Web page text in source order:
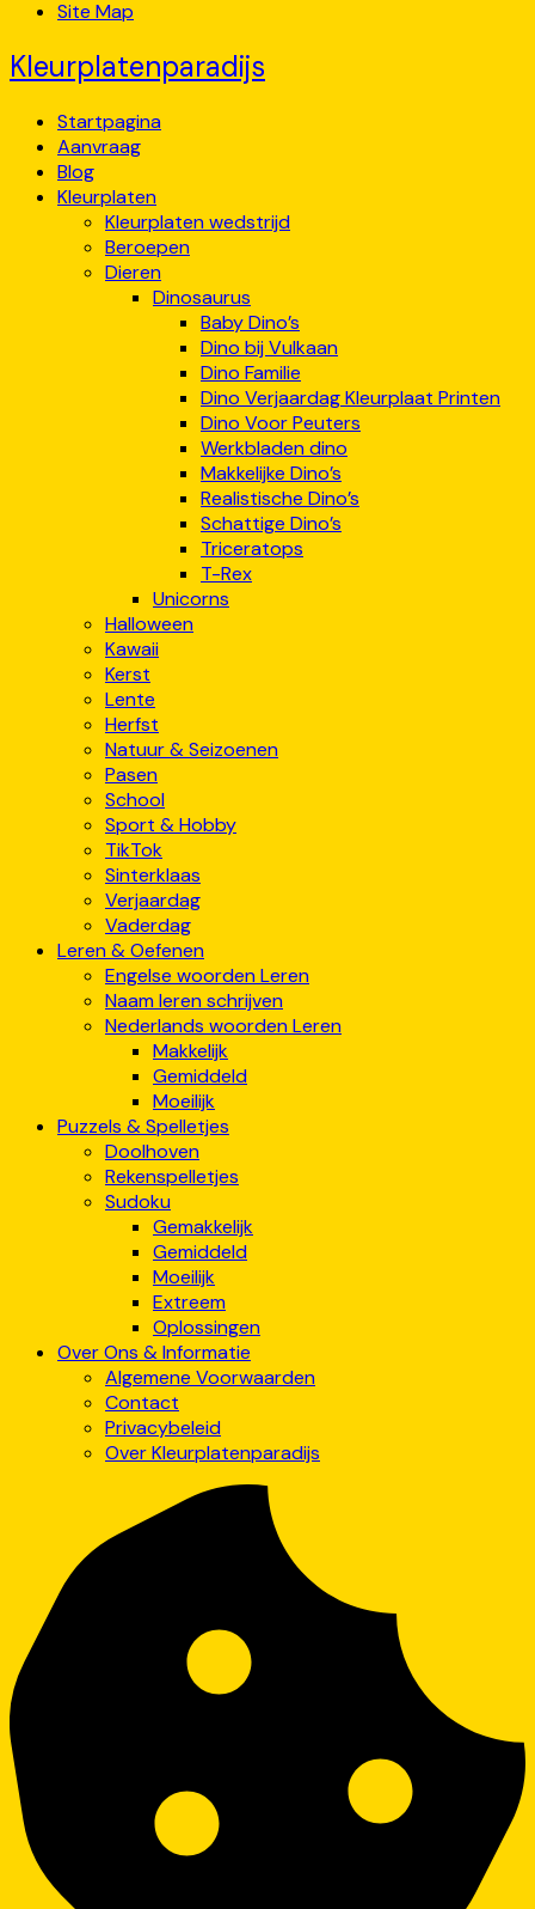
Site Map
Kleurplatenparadijs
Startpagina
Aanvraag
Blog
Kleurplaten
Kleurplaten wedstrijd
Beroepen
Dieren
Dinosaurus
Baby Dino’s
Dino bij Vulkaan
Dino Familie
Dino Verjaardag Kleurplaat Printen
Dino Voor Peuters
Werkbladen dino
Makkelijke Dino’s
Realistische Dino’s
Schattige Dino’s
Triceratops
T-Rex
Unicorns
Halloween
Kawaii
Kerst
Lente
Herfst
Natuur & Seizoenen
Pasen
School
Sport & Hobby
TikTok
Sinterklaas
Verjaardag
Vaderdag
Leren & Oefenen
Engelse woorden Leren
Naam leren schrijven
Nederlands woorden Leren
Makkelijk
Gemiddeld
Moeilijk
Puzzels & Spelletjes
Doolhoven
Rekenspelletjes
Sudoku
Gemakkelijk
Gemiddeld
Moeilijk
Extreem
Oplossingen
Over Ons & Informatie
Algemene Voorwaarden
Contact
Privacybeleid
Over Kleurplatenparadijs